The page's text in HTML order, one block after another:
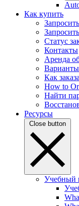
Как купить
Статус
Контакты
Аренда
Как
How to
Найти
Ресурсы
Close button
Учебный